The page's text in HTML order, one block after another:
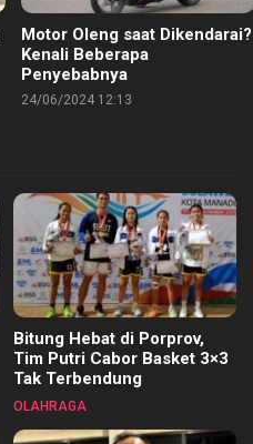
Motor Oleng saat Dikendarai?
Kenali Beberapa
Penyebabnya
24/06/2024 12:13
Bitung Hebat di Porprov,
Tim Putri Cabor Basket 3×3
Tak Terbendung
OLAHRAGA